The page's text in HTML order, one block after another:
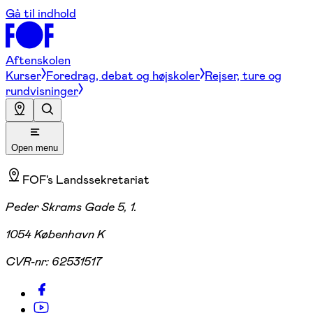
Gå til indhold
Aftenskolen
Kurser Foredrag, debat og højskoler Rejser, ture og
rundvisninger
Open menu
FOF's Landssekretariat
Peder Skrams Gade 5, 1.
1054 København K
CVR-nr: 62531517